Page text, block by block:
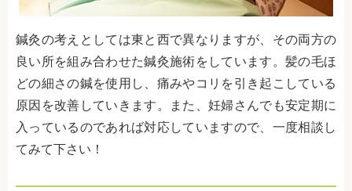
鍼灸の考えとしては東と西で異なりますが、その両方の
良い所を組み合わせた鍼灸施術をしています。髪の毛ほ
どの細さの鍼を使用し、痛みやコリを引き起こしている
原因を改善していきます。また、妊婦さんでも安定期に
入っているのであれば対応していますので、一度相談し
てみて下さい！